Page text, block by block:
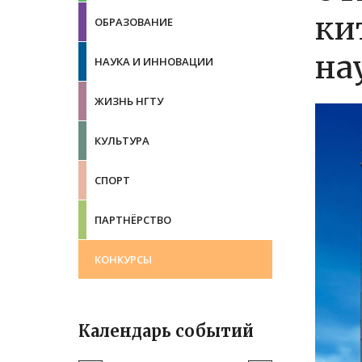
ОБРАЗОВАНИЕ
НАУКА И ИННОВАЦИИ
ЖИЗНЬ НГТУ
КУЛЬТУРА
СПОРТ
ПАРТНЁРСТВО
КОНКУРСЫ
Календарь событий